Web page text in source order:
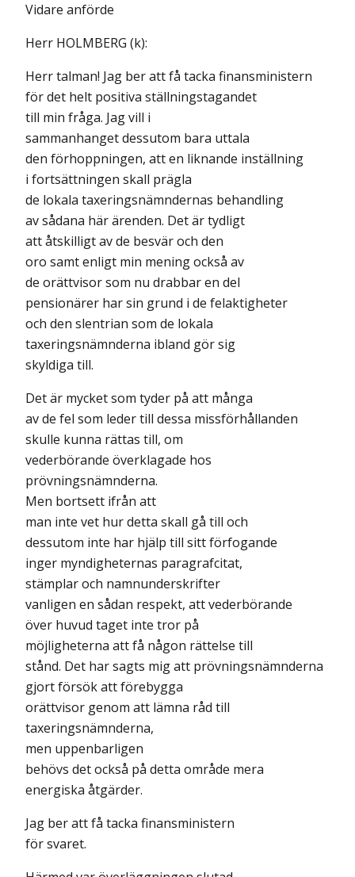
Vidare anförde
Herr HOLMBERG (k):
Herr talman! Jag ber att få tacka finansministern
för det helt positiva ställningstagandet
till min fråga. Jag vill i
sammanhanget dessutom bara uttala
den förhoppningen, att en liknande inställning
i fortsättningen skall prägla
de lokala taxeringsnämndernas behandling
av sådana här ärenden. Det är tydligt
att åtskilligt av de besvär och den
oro samt enligt min mening också av
de orättvisor som nu drabbar en del
pensionärer har sin grund i de felaktigheter
och den slentrian som de lokala
taxeringsnämnderna ibland gör sig
skyldiga till.
Det är mycket som tyder på att många
av de fel som leder till dessa missförhållanden
skulle kunna rättas till, om
vederbörande överklagade hos
prövningsnämnderna.
Men bortsett ifrån att
man inte vet hur detta skall gå till och
dessutom inte har hjälp till sitt förfogande
inger myndigheternas paragrafcitat,
stämplar och namnunderskrifter
vanligen en sådan respekt, att vederbörande
över huvud taget inte tror på
möjligheterna att få någon rättelse till
stånd. Det har sagts mig att prövningsnämnderna
gjort försök att förebygga
orättvisor genom att lämna råd till
taxeringsnämnderna,
men uppenbarligen
behövs det också på detta område mera
energiska åtgärder.
Jag ber att få tacka finansministern
för svaret.